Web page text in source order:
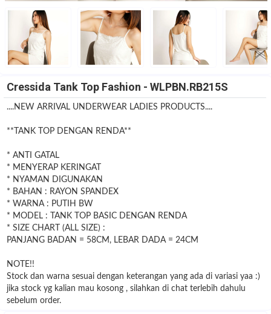
Cressida Tank Top Fashion - WLPBN.RB215S
....NEW ARRIVAL UNDERWEAR LADIES PRODUCTS....
**TANK TOP DENGAN RENDA**
* ANTI GATAL
* MENYERAP KERINGAT
* NYAMAN DIGUNAKAN
* BAHAN : RAYON SPANDEX
* WARNA : PUTIH BW
* MODEL : TANK TOP BASIC DENGAN RENDA
* SIZE CHART (ALL SIZE) :
PANJANG BADAN = 58CM, LEBAR DADA = 24CM
NOTE!!
Stock dan warna sesuai dengan keterangan yang ada di variasi yaa :)
jika stock yg kalian mau kosong , silahkan di chat terlebih dahulu
sebelum order.